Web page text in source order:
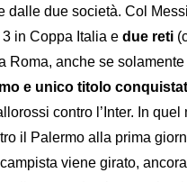
dalle due società. Col
3 in Coppa Italia e due reti
Roma, anche se
e unico titolo
contro l’Inter. In
il Palermo alla prima
viene girato,